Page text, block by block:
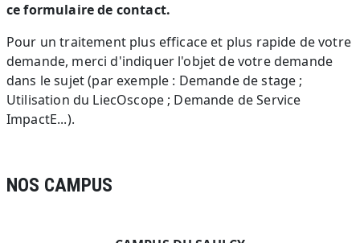
ce formulaire de contact.
Pour un traitement plus efficace et plus rapide de votre
demande, merci d'indiquer l'objet de votre demande
dans le sujet (par exemple : Demande de stage ;
Utilisation du LiecOscope ; Demande de Service
ImpactE...).
Modules de page
Corps
NOS CAMPUS